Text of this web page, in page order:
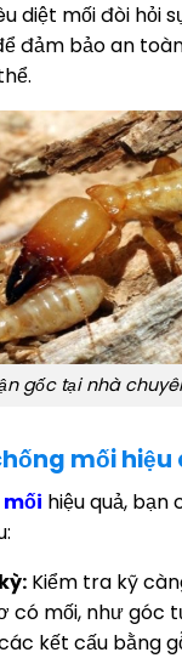
diệt mối đòi hỏi
đảm bảo an
gốc tại nhà
mối hiệu
hiệu quả,
Kiểm tra kỹ
có mối, như góc
kết cấu bằng